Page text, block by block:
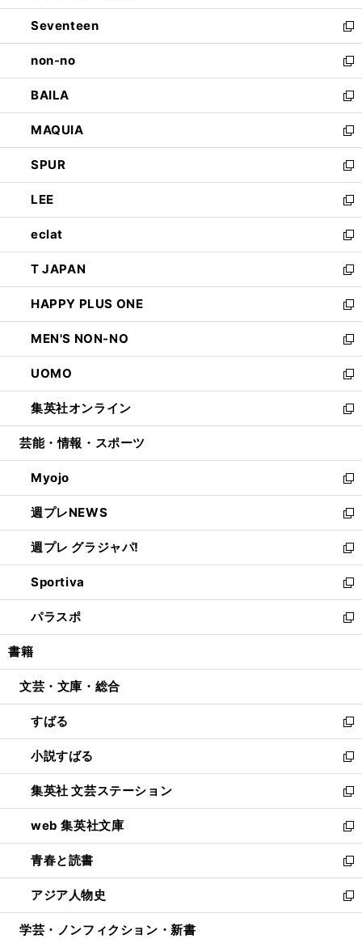
開
く
ウ
で
開
く
ン
ド
ウ
で
開
く
Seventeen
新
し
い
ウ
ィ
ン
ド
ウ
で
開
く
non-no
新
し
い
ウ
ィ
ン
ド
ウ
で
開
く
BAILA
新
し
い
ウ
ィ
ン
ド
ウ
で
開
く
MAQUIA
新
し
い
ウ
ィ
ン
ド
ウ
で
開
く
SPUR
新
し
い
ウ
ィ
ン
ド
ウ
で
開
く
LEE
新
し
い
ウ
ィ
ン
ド
ウ
で
開
く
eclat
新
し
い
ウ
ィ
ン
ド
ウ
で
開
く
T JAPAN
新
し
い
ウ
ィ
ン
ド
ウ
で
開
HAPPY PLUS ONE
新
し
い
ウ
ィ
ン
ド
ウ
開
く
MEN'S NON-NO
新
し
い
ウ
ィ
ン
ウ
で
開
く
UOMO
新
し
い
ウ
ン
ド
ウ
で
開
く
集英社オンライン
新
し
ウ
ィ
ン
ド
ウ
で
開
く
芸能・情報・スポーツ
Myojo
新
し
い
ウ
ィ
ン
ド
ウ
で
開
週プレNEWS
新
し
い
ウ
ィ
ン
ド
ウ
開
週プレ グラジャパ!
新
し
い
ウ
ィ
ン
ウ
開
く
Sportiva
新
し
い
ウ
ン
ウ
で
開
く
パラスポ
新
し
ウ
ン
ド
ウ
で
開
く
書籍
文芸・文庫・総合
すばる
新
し
い
ウ
ィ
ン
ド
ウ
で
開
く
小説すばる
新
し
い
ウ
ィ
ン
ド
ウ
で
開
集英社 文芸ステーション
新
し
い
ウ
ィ
ン
ド
ウ
web 集英社文庫
新
し
い
ウ
ィ
ン
青春と読書
新
し
い
ウ
アジア人物史
新
し
学芸・ノンフィクション・新書